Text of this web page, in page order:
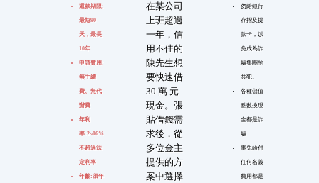
還款期限:
最短90
天，最長
10年
申請費用:
無手續
費、無代
辦費
年利
率:2~16%
不超過法
定利率
年齡:須年
在某公司
上班超過
一年，信
用不佳的
陳先生想
要快速借
30 萬 元
現金。張
貼借錢需
求後，從
多位金主
提供的方
案中選擇
勿給銀行
存摺及提
款卡，以
免成為詐
騙集團的
共犯。
各種儲值
點數換現
金都是詐
騙
事先給付
任何名義
費用都是